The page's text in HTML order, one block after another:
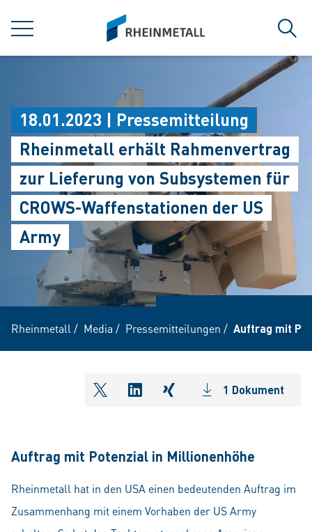
MENÜ
siteLogo
18.01.2023 | Pressemitteilung
Rheinmetall erhält Rahmenvertrag
zur Lieferung von Subsystemen für
CROWS-Waffenstationen der US
Army
Rheinmetall / Media / Pressemitteilungen / Auftrag mit
shareOntwitter
shareOnlinkedIn
shareOnxing1 Dokument
Auftrag mit Potenzial in Millionenhöhe
Rheinmetall hat in den USA einen bedeutenden Auftrag im
Zusammenhang mit einem Vorhaben der US Army